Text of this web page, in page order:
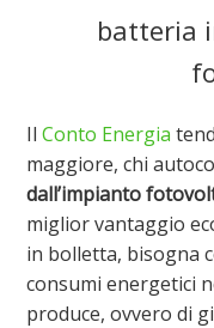
batteria
Il Conto Energia
maggiore, chi
dall’impianto
miglior vantaggio
in bolletta, bisogna
consumi energetici
produce, ovvero di